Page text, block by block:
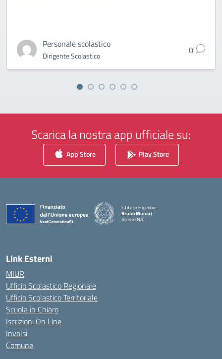
Personale scolastico
Dirigente Scolastico 0
Scarica la nostra app ufficiale su:
App Store Play Store
Istituto Superiore
Bruno Munari
Acerra (NA)
Link Esterni
MIUR
Ufficio Scolastico Regionale
Ufficio Scolastico Territoriale
Scuola in Chiaro
Iscrizioni On Line
Invalsi
Comune